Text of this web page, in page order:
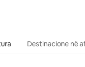
Destinacione në